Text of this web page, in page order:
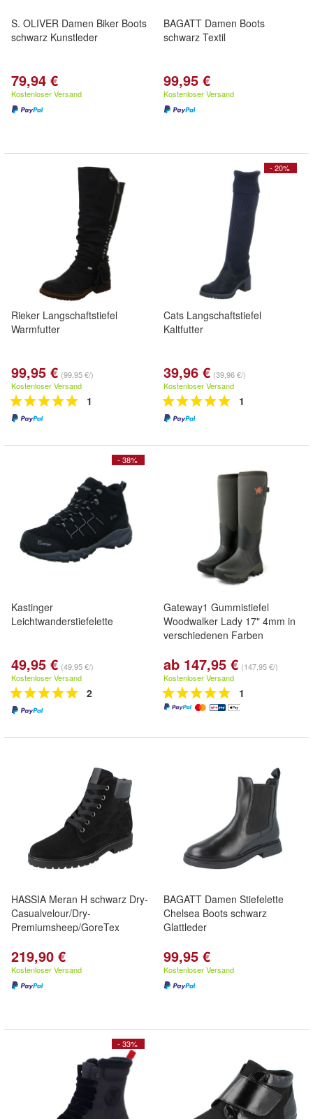
S. OLIVER Damen Biker Boots
schwarz Kunstleder
79,94 €
Kostenloser Versand
BAGATT Damen Boots
schwarz Textil
99,95 €
Kostenloser Versand
Rieker Langschaftstiefel
Warmfutter
99,95 € (99,95 €/)
Kostenloser Versand
1
- 20%
Cats Langschaftstiefel
Kaltfutter
39,96 € (39,96 €/)
Kostenloser Versand
1
- 38%
Kastinger
Leichtwanderstiefelette
49,95 € (49,95 €/)
Kostenloser Versand
2
Gateway1 Gummistiefel
Woodwalker Lady 17" 4mm in
verschiedenen Farben
ab 147,95 € (147,95 €/)
Kostenloser Versand
1
HASSIA Meran H schwarz Dry-
Casualvelour/Dry-
Premiumsheep/GoreTex
219,90 €
Kostenloser Versand
BAGATT Damen Stiefelette
Chelsea Boots schwarz
Glattleder
99,95 €
Kostenloser Versand
- 33%